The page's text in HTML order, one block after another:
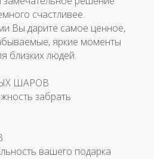
счастливее.
Вы дарите самое ценное,
яркие моменты
близких людей.
ШАРОВ
забрать
вашего подарка